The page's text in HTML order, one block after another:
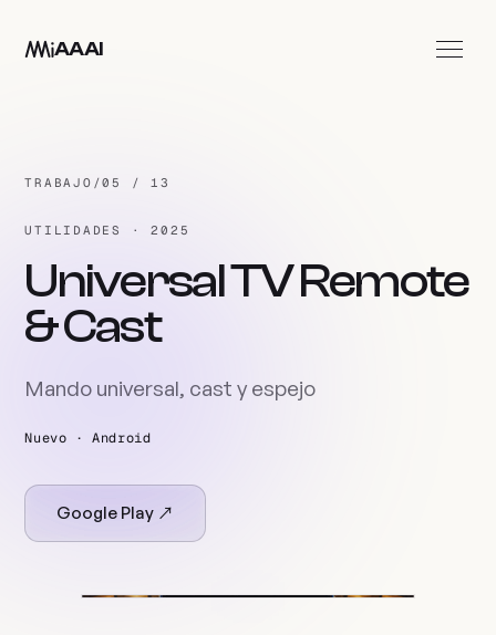
AAAI
TRABAJO /05 / 13
UTILIDADES · 2025
Universal TV Remote
& Cast
Mando universal, cast y espejo
Nuevo · Android
Google Play ↗